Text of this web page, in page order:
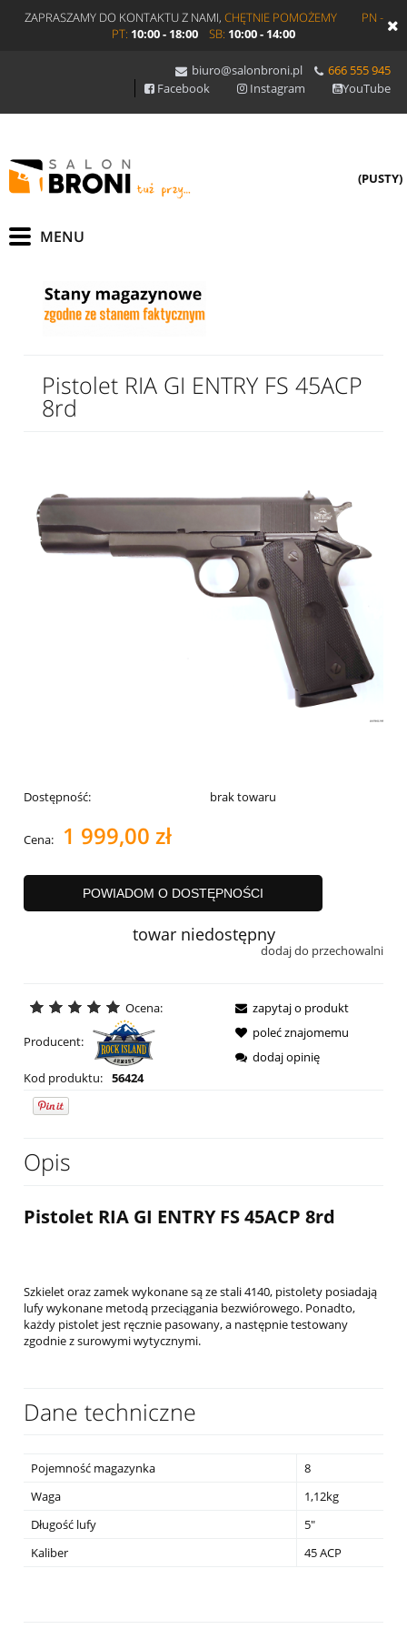
ZAPRASZAMY DO KONTAKTU Z NAMI, CHĘTNIE POMOŻEMY
PN -
PT: 10:00 - 18:00 SB: 10:00 - 14:00
biuro@salonbroni.pl
666 555 945
Facebook
Instagram YouTube
(PUSTY)
Pistolet RIA GI ENTRY FS 45ACP
8rd
Dostępność: brak towaru
Cena: 1 999,00 zł
POWIADOM O DOSTĘPNOŚCI
towar niedostępny
dodaj do przechowalni
Ocena:
Producent:
Kod produktu: 56424
zapytaj o produkt
poleć znajomemu
dodaj opinię
Opis
Pistolet RIA GI ENTRY FS 45ACP 8rd
Szkielet oraz zamek wykonane są ze stali 4140, pistolety posiadają
lufy wykonane metodą przeciągania bezwiórowego. Ponadto,
każdy pistolet jest ręcznie pasowany, a następnie testowany
zgodnie z surowymi wytycznymi.
Dane techniczne
Pojemność magazynka
8
Waga
1,12kg
Długość lufy
5"
Kaliber
45 ACP